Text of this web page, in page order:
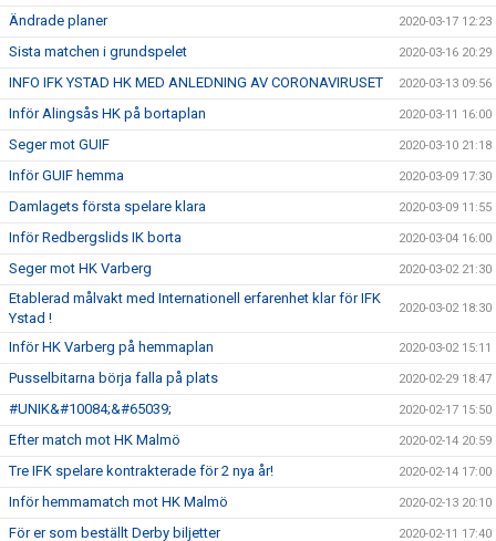
Ändrade planer 2020-03-17 12:23
Sista matchen i grundspelet 2020-03-16 20:29
INFO IFK YSTAD HK MED ANLEDNING AV CORONAVIRUSET 2020-03-13 09:56
Inför Alingsås HK på bortaplan 2020-03-11 16:00
Seger mot GUIF 2020-03-10 21:18
Inför GUIF hemma 2020-03-09 17:30
Damlagets första spelare klara 2020-03-09 11:55
Inför Redbergslids IK borta 2020-03-04 16:00
Seger mot HK Varberg 2020-03-02 21:30
Etablerad målvakt med Internationell erfarenhet klar för IFK
Ystad !
2020-03-02 18:30
Inför HK Varberg på hemmaplan 2020-03-02 15:11
Pusselbitarna börja falla på plats 2020-02-29 18:47
#UNIK&#10084;&#65039; 2020-02-17 15:50
Efter match mot HK Malmö 2020-02-14 20:59
Tre IFK spelare kontrakterade för 2 nya år! 2020-02-14 17:00
Inför hemmamatch mot HK Malmö 2020-02-13 20:10
För er som beställt Derby biljetter 2020-02-11 17:40